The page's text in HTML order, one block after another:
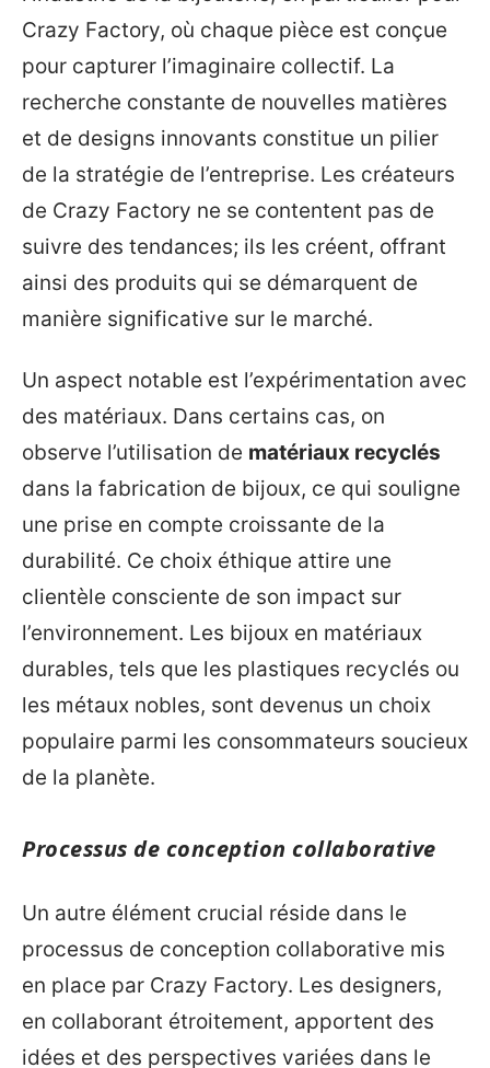
Crazy Factory, où chaque pièce est conçue
pour capturer l’imaginaire collectif. La
recherche constante de nouvelles matières
et de designs innovants constitue un pilier
de la stratégie de l’entreprise. Les créateurs
de Crazy Factory ne se contentent pas de
suivre des tendances; ils les créent, offrant
ainsi des produits qui se démarquent de
manière significative sur le marché.
Un aspect notable est l’expérimentation avec
des matériaux. Dans certains cas, on
observe l’utilisation de matériaux recyclés
dans la fabrication de bijoux, ce qui souligne
une prise en compte croissante de la
durabilité. Ce choix éthique attire une
clientèle consciente de son impact sur
l’environnement. Les bijoux en matériaux
durables, tels que les plastiques recyclés ou
les métaux nobles, sont devenus un choix
populaire parmi les consommateurs soucieux
de la planète.
Processus de conception collaborative
Un autre élément crucial réside dans le
processus de conception collaborative mis
en place par Crazy Factory. Les designers,
en collaborant étroitement, apportent des
idées et des perspectives variées dans le